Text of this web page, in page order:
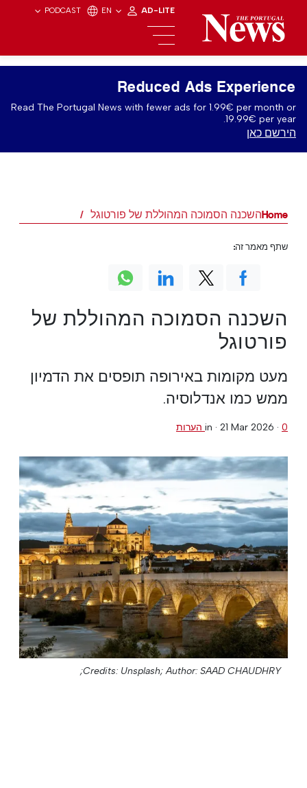
PODCAST EN AD-LITE
Reduced Ads Experience
Read The Portugal News with fewer ads for 1.99€ per month or
19.99€ per year.
הירשם כאן
Homeהשכנה הסמוכה המהוללת של פורטוגל
השכנה הסמוכה המהוללת של
פורטוגל
מעט מקומות באירופה תופסים את הדמיון
ממש כמו אנדלוסיה.
in · 21 Mar 2026 · 0 הערות
Credits: Unsplash; Author: SAAD CHAUDHRY;
שתף מאמר זה: